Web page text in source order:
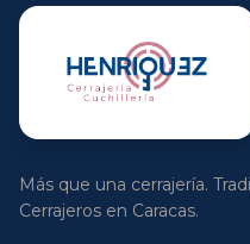
Más que una cerrajería.
Cerrajeros en Caracas.